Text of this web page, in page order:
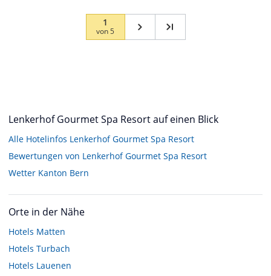
1
von5
Lenkerhof Gourmet Spa Resort auf einen Blick
Alle Hotelinfos Lenkerhof Gourmet Spa Resort
Bewertungen von Lenkerhof Gourmet Spa Resort
Wetter Kanton Bern
Orte in der Nähe
Hotels Matten
Hotels Turbach
Hotels Lauenen